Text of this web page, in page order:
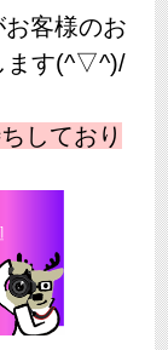
客様のお
ます(^▽^)/
しており